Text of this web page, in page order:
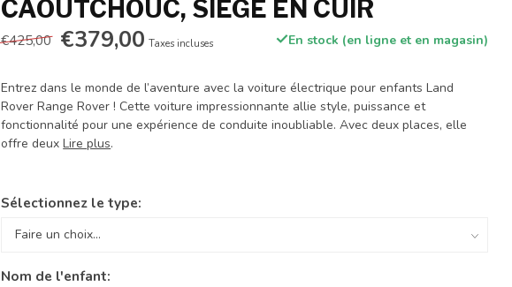
CAOUTCHOUC, SIÈGE EN CUIR
€425,00 €379,00 Taxes incluses En stock (en ligne et en magasin)
Entrez dans le monde de l’aventure avec la voiture électrique pour enfants Land
Rover Range Rover ! Cette voiture impressionnante allie style, puissance et
fonctionnalité pour une expérience de conduite inoubliable. Avec deux places, elle
offre deuxLire plus.
Sélectionnez le type:
Nom de l'enfant: